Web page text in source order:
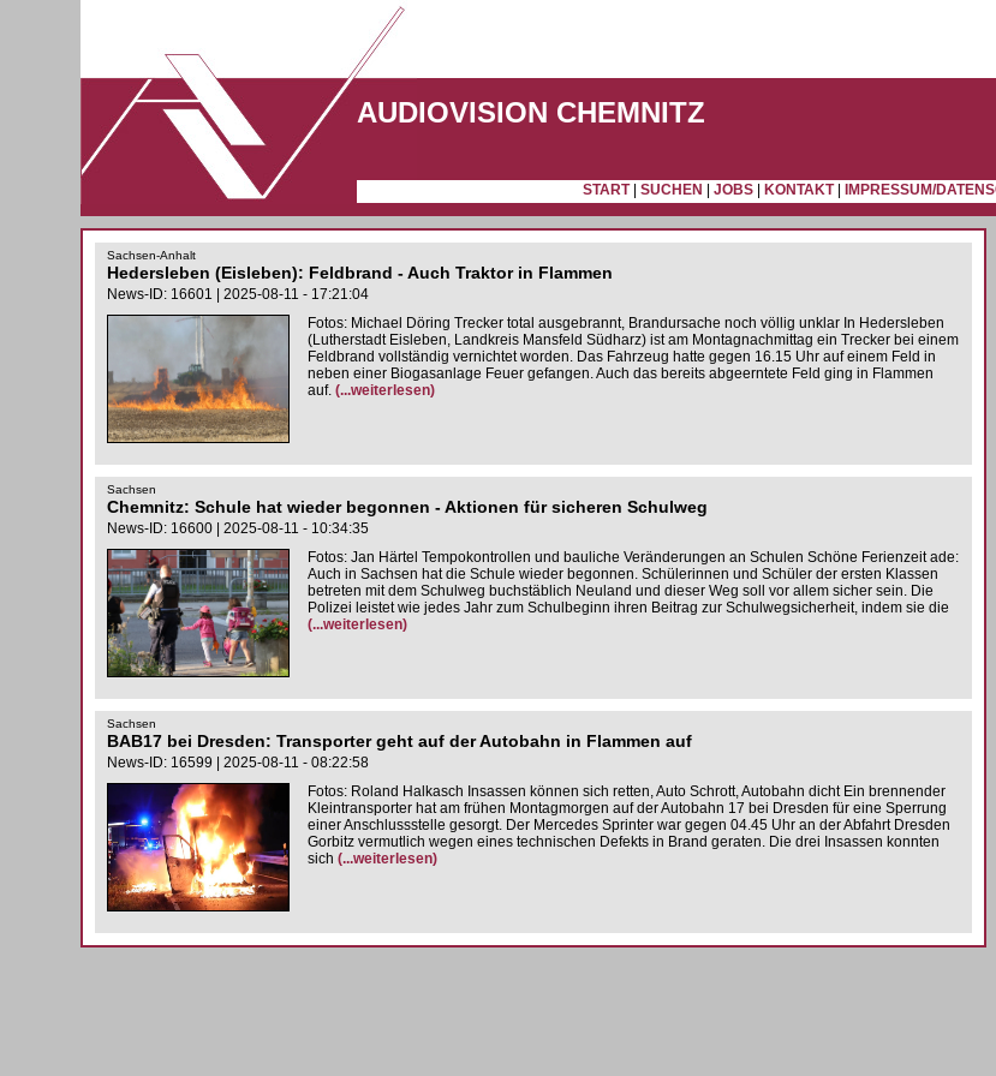
AUDIOVISION CHEMNITZ
START|SUCHEN |JOBS KONTAKT| IMPRESSUM/
Sachsen-Anhalt
Hedersleben (Eisleben): Feldbrand - Auch Traktor in Flammen
News-ID: 16601 | 2025-08-11 - 17:21:04
Fotos: Michael Döring Trecker total ausgebrannt, Brandursache noch völlig unklar In Hedersleben
(Lutherstadt Eisleben, Landkreis Mansfeld Südharz) ist am Montagnachmittag ein Trecker bei einem
Feldbrand vollständig vernichtet worden. Das Fahrzeug hatte gegen 16.15 Uhr auf einem Feld in
neben einer Biogasanlage Feuer gefangen. Auch das bereits abgeerntete Feld ging in Flammen
auf.(...weiterlesen)
Sachsen
Chemnitz: Schule hat wieder begonnen - Aktionen für sicheren Schulweg
News-ID: 16600 | 2025-08-11 - 10:34:35
Fotos: Jan Härtel Tempokontrollen und bauliche Veränderungen an Schulen Schöne Ferienzeit ade:
Auch in Sachsen hat die Schule wieder begonnen. Schülerinnen und Schüler der ersten Klassen
betreten mit dem Schulweg buchstäblich Neuland und dieser Weg soll vor allem sicher sein. Die
Polizei leistet wie jedes Jahr zum Schulbeginn ihren Beitrag zur Schulwegsicherheit, indem sie die
(...weiterlesen)
Sachsen
BAB17 bei Dresden: Transporter geht auf der Autobahn in Flammen auf
News-ID: 16599 | 2025-08-11 - 08:22:58
Fotos: Roland Halkasch Insassen können sich retten, Auto Schrott, Autobahn dicht Ein brennender
Kleintransporter hat am frühen Montagmorgen auf der Autobahn 17 bei Dresden für eine Sperrung
einer Anschlussstelle gesorgt. Der Mercedes Sprinter war gegen 04.45 Uhr an der Abfahrt Dresden
Gorbitz vermutlich wegen eines technischen Defekts in Brand geraten. Die drei Insassen konnten
sich(...weiterlesen)